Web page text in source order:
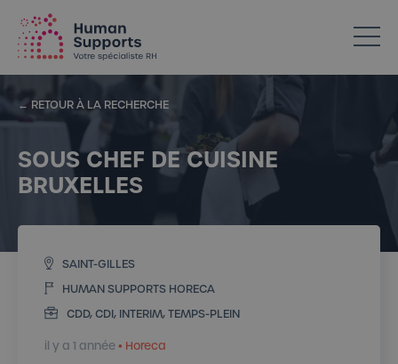
Votre spécialiste en ressources humaines dans l’Horeca
← RETOUR À LA RECHERCHE
SOUS CHEF DE CUISINE
BRUXELLES
SAINT-GILLES
HUMAN SUPPORTS HORECA
CDD, CDI, INTERIM, TEMPS-PLEIN
il y a 1 année• Horeca